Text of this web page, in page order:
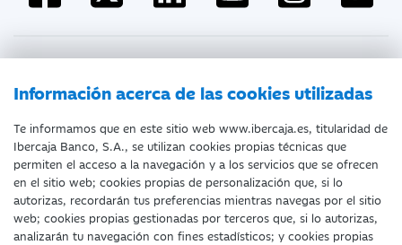
Información acerca de las cookies utilizadas
Te informamos que en este sitio web www.ibercaja.es, titularidad de
Ibercaja Banco, S.A., se utilizan cookies propias técnicas que
permiten el acceso a la navegación y a los servicios que se ofrecen
en el sitio web; cookies propias de personalización que, si lo
autorizas, recordarán tus preferencias mientras navegas por el sitio
web; cookies propias gestionadas por terceros que, si lo autorizas,
analizarán tu navegación con fines estadísticos; y cookies propias
Documentación a clientes Aviso Legal
Protección datos personales Tarifas y Cotizaciones
Tablón de Anuncios Política de cookies